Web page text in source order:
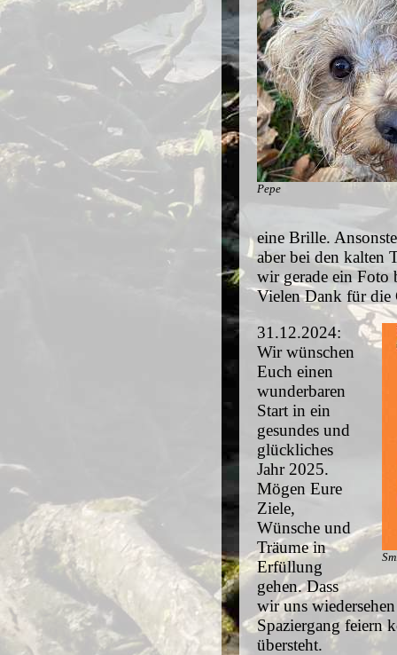
Pepe
eine Brille.
aber bei den kalten
wir gerade ein Foto
Vielen Dank für die
31.12.2024:
Wir wünschen
Euch einen
wunderbaren
Start in ein
gesundes und
glückliches
Jahr 2025.
Mögen Eure
Ziele,
Wünsche und
Träume in
Erfüllung
gehen. Dass
wir uns
Spaziergang feiern
übersteht.